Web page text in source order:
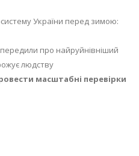
України перед зимою:
про найруйнівніший
людству
масштабні перевірки